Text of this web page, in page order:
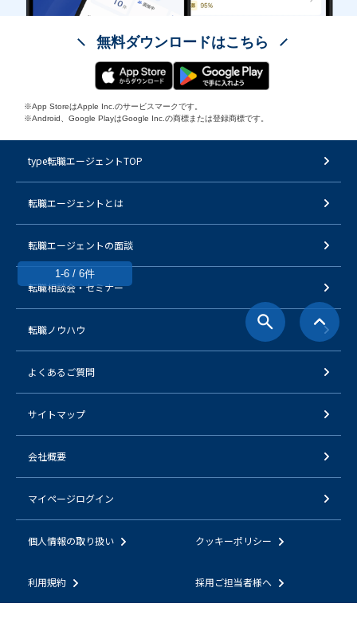
1-6 / 6件
無料ダウンロードはこちら
※App StoreはApple Inc.のサービスマークです。
※Android、Google PlayはGoogle Inc.の商標または登録商標です。
type転職エージェントTOP
転職エージェントとは
転職エージェントの面談
転職相談会・セミナー
転職ノウハウ
よくあるご質問
サイトマップ
会社概要
マイページログイン
個人情報の取り扱い クッキーポリシー
利用規約 採用ご担当者様へ